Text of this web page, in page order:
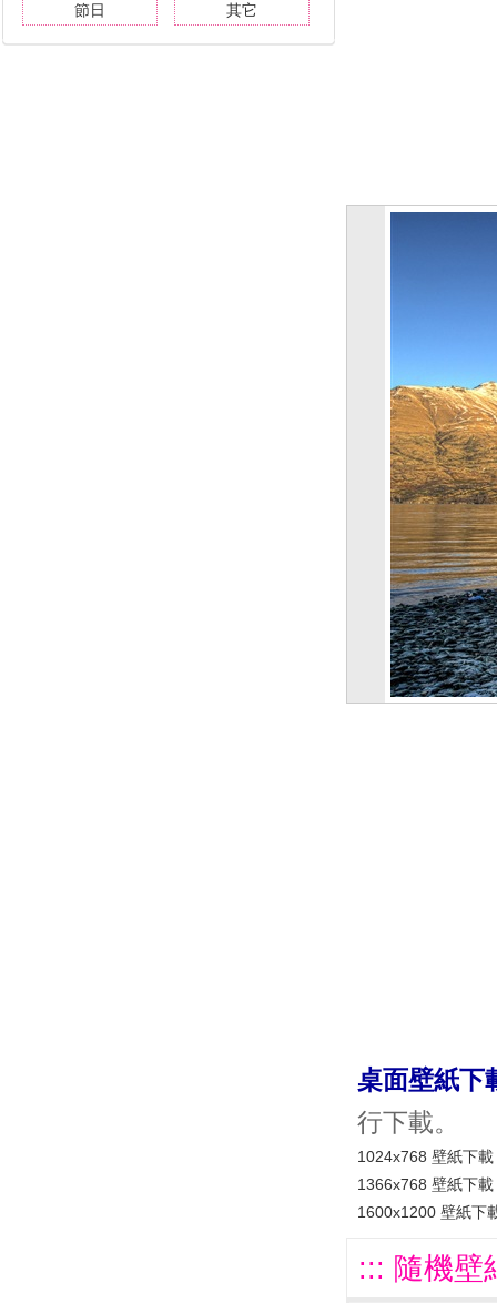
節日 其它
桌面壁紙下
行下載。
1024x768 壁紙下載
1366x768 壁紙下載
1600x1200 壁紙下
::: 隨機壁